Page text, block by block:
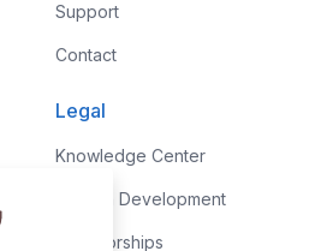
Support
Contact
Legal
Knowledge Center
Custom Development
Sponsorships